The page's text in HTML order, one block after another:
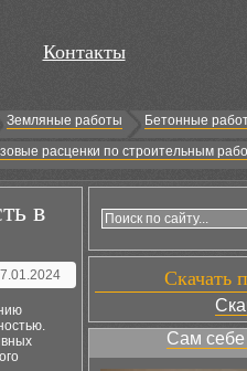
Контакты
Земляные работы
Бетонные
расценки по строительным
в
Скачать
Сам себе